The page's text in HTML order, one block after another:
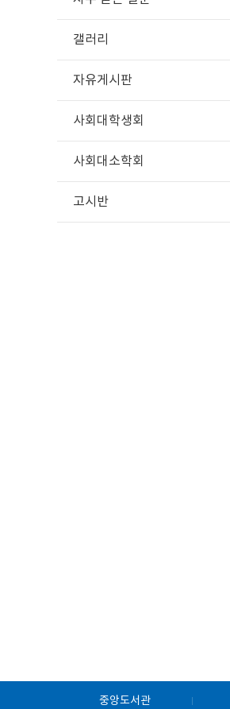
갤러리
자유게시판
사회대학생회
사회대소학회
고시반
중앙도서관